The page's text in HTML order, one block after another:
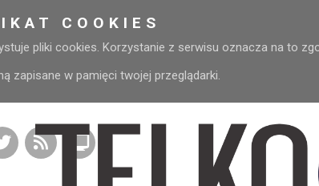
COOKIES
pliki cookies. Korzystanie z serwisu oznacza na to
zapisane w pamięci twojej przeglądarki.